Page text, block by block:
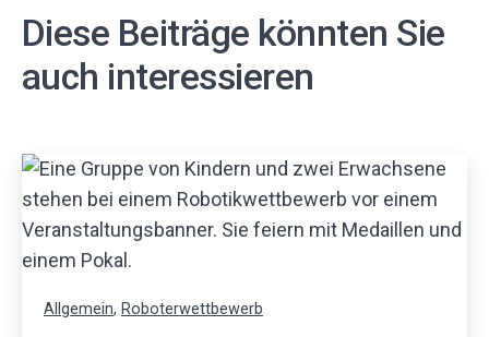
Diese Beiträge könnten Sie
auch interessieren
Allgemein, Roboterwettbewerb